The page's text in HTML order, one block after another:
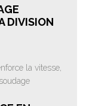
DIVISION
la vitesse,